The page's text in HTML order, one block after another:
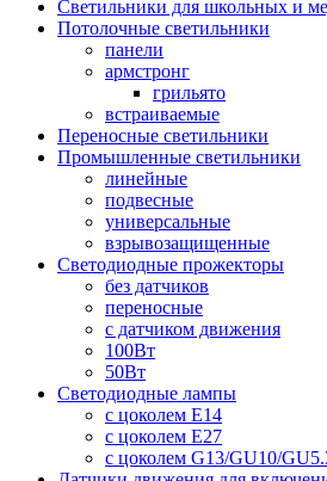
Светильники для школьных и
Потолочные светильники
панели
армстронг
грильято
встраиваемые
Переносные светильники
Промышленные светильники
линейные
подвесные
универсальные
взрывозащищенные
Светодиодные прожекторы
без датчиков
переносные
с датчиком движения
100Вт
50Вт
Светодиодные лампы
с цоколем E14
с цоколем E27
с цоколем G13/GU10/